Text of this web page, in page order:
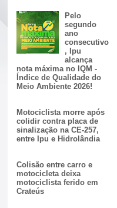
Pelo
segundo
ano
consecutivo
, Ipu
alcança
nota máxima no IQM -
Índice de Qualidade do
Meio Ambiente 2026!
Motociclista morre após
colidir contra placa de
sinalização na CE-257,
entre Ipu e Hidrolândia
Colisão entre carro e
motocicleta deixa
motociclista ferido em
Crateús